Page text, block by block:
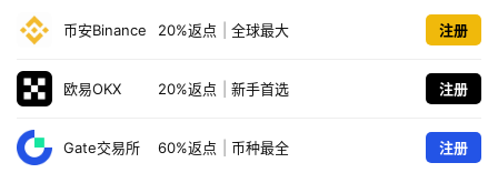
币安Binance 20%返点 全球最大 注册
欧易OKX 20%返点 新手首选 注册
Gate交易所 60%返点 币种最全 注册